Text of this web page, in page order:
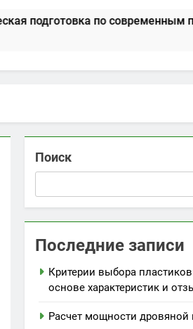
по современным профессиям
Поиск
Последние записи
Критерии выбора
основе характеристик и
Расчет мощности дровяной